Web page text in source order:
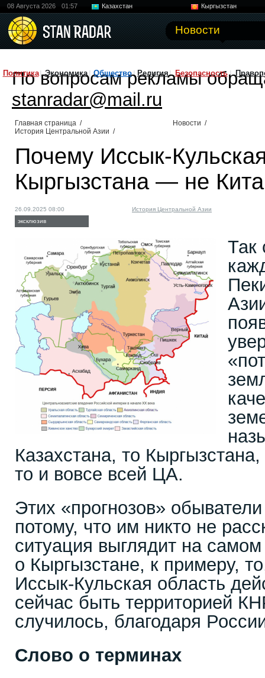
08 Августа 2026 01:57 Казахстан
Кыргызстан
Новости
Политика Экономика Общество Религия Безопасность
По вопросам рекламы
stanradar@mail.ru
Главная страница / Новости /
История Центральной Азии /
Почему Иссык-
Кыргызстана — не
26.09.2025 08:00
История Центральной Азии
эксклюзив
Так
Казахстана, то
то и вовсе всей ЦА.
Этих «прогнозов»
потому, что им никто не
ситуация выглядит на
о Кыргызстане, к примеру,
Иссык-Кульская область
сейчас быть территорией
случилось, благодаря
Слово о терминах